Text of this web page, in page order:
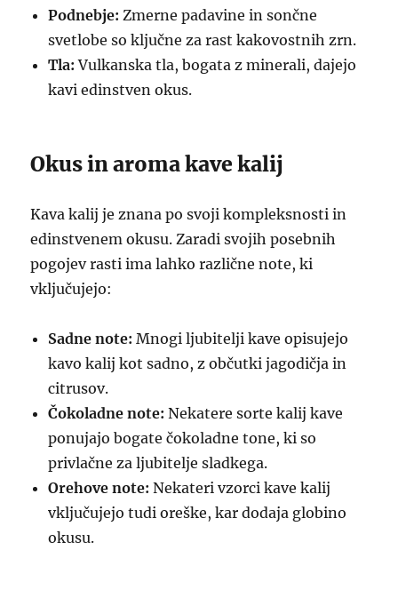
Podnebje: Zmerne padavine in sončne
svetlobe so ključne za rast kakovostnih zrn.
Tla: Vulkanska tla, bogata z minerali, dajejo
kavi edinstven okus.
Okus in aroma kave kalij
Kava kalij je znana po svoji kompleksnosti in
edinstvenem okusu. Zaradi svojih posebnih
pogojev rasti ima lahko različne note, ki
vključujejo:
Sadne note: Mnogi ljubitelji kave opisujejo
kavo kalij kot sadno, z občutki jagodičja in
citrusov.
Čokoladne note: Nekatere sorte kalij kave
ponujajo bogate čokoladne tone, ki so
privlačne za ljubitelje sladkega.
Orehove note: Nekateri vzorci kave kalij
vključujejo tudi oreške, kar dodaja globino
okusu.